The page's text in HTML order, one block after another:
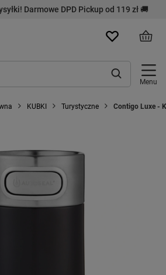
Darmowe DPD Pickup od 119 zł 🚚
Menu
KUBKI Turystyczne Contigo Luxe -